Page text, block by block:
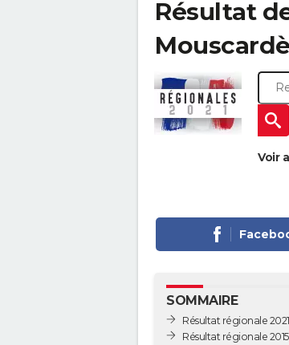
Résultat
Voir
SOMMAIRE
Résultat régionale
Résultat régionale